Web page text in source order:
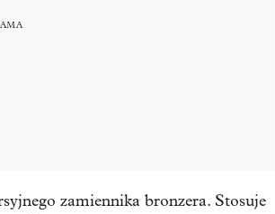
zamiennika bronzera. Stosuje